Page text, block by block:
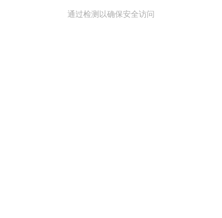
通过检测以确保安全访问